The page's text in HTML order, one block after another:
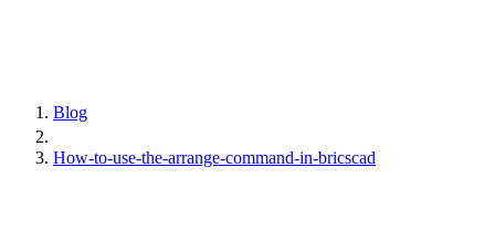
Blog
How-to-use-the-arrange-command-in-bricscad